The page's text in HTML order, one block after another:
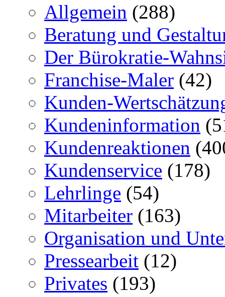
Allgemein (288)
Beratung und
Der Bürokratie-
Franchise-Maler (42)
Kunden-
Kundeninformation
Kundenreaktionen
Kundenservice (178)
Lehrlinge (54)
Mitarbeiter (163)
Organisation und
Pressearbeit (12)
Privates (193)